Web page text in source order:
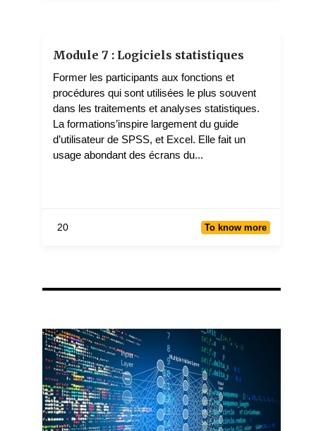
Module 7 : Logiciels statistiques
Former les participants aux fonctions et
procédures qui sont utilisées le plus souvent
dans les traitements et analyses statistiques.
La formations’inspire largement du guide
d’utilisateur de SPSS, et Excel. Elle fait un
usage abondant des écrans du...
20 To know more